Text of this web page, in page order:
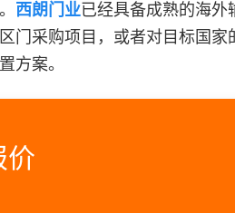
西朗门业已经具备成熟的海外
门采购项目，或者对目标国家
方案。
价